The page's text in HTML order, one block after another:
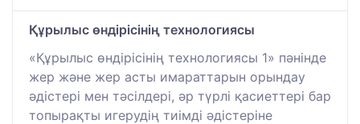
Құрылыс өндірісінің технологиясы
«Құрылыс өндірісінің технологиясы 1» пәнінде
жер және жер асты имараттарын орындау
әдістері мен тәсілдері, әр түрлі қасиеттері бар
топырақты игерудің тиімді әдістеріне